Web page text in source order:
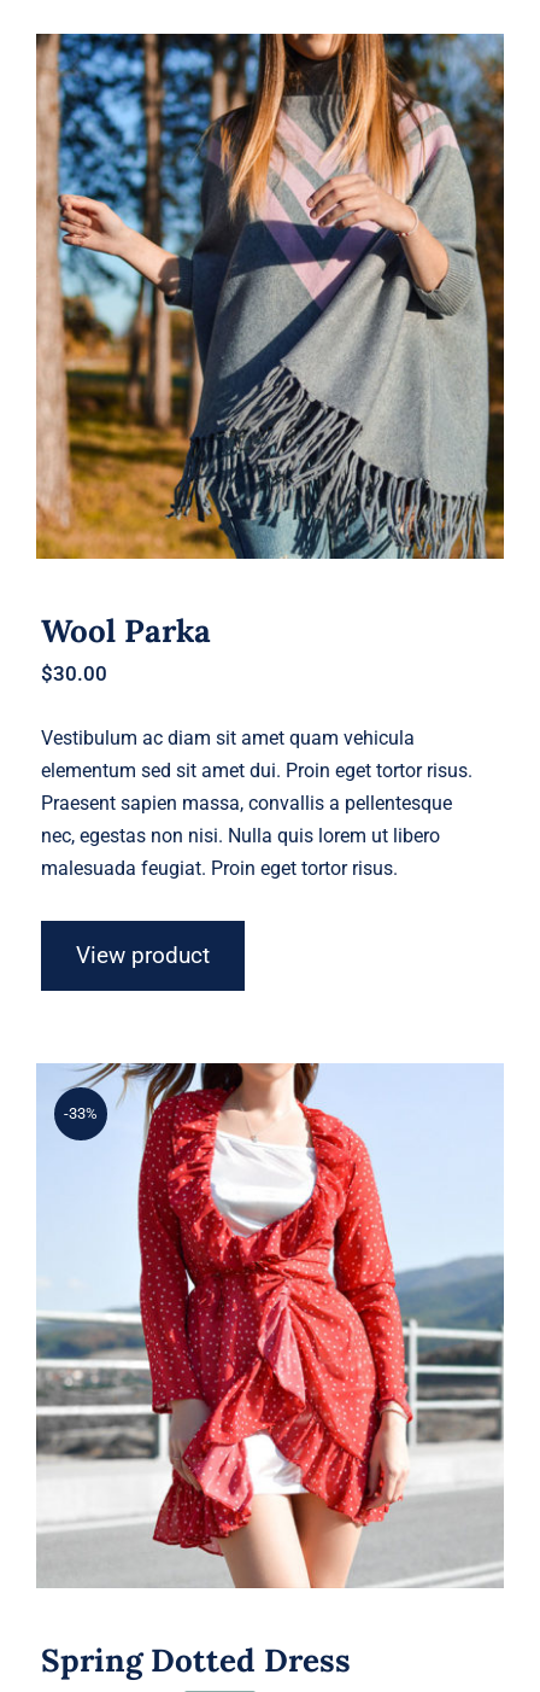
Wool Parka
Wool Parka
$30.00
Vestibulum ac diam sit amet quam vehicula
elementum sed sit amet dui. Proin eget tortor risus.
Praesent sapien massa, convallis a pellentesque
nec, egestas non nisi. Nulla quis lorem ut libero
malesuada feugiat. Proin eget tortor risus.
View product
-33%
Spring Dotted Dress
Spring Dotted Dress